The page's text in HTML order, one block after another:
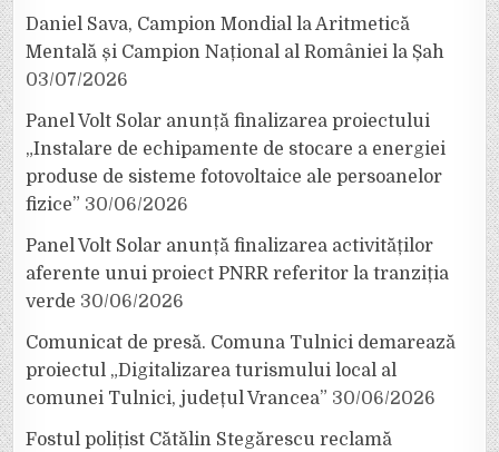
Daniel Sava, Campion Mondial la Aritmetică
Mentală și Campion Național al României la Șah
03/07/2026
Panel Volt Solar anunță finalizarea proiectului
„Instalare de echipamente de stocare a energiei
produse de sisteme fotovoltaice ale persoanelor
fizice” 30/06/2026
Panel Volt Solar anunță finalizarea activităților
aferente unui proiect PNRR referitor la tranziția
verde 30/06/2026
Comunicat de presă. Comuna Tulnici demarează
proiectul „Digitalizarea turismului local al
comunei Tulnici, județul Vrancea” 30/06/2026
Fostul polițist Cătălin Stegărescu reclamă